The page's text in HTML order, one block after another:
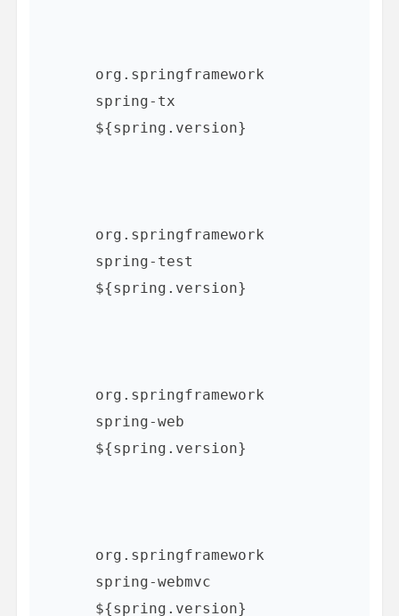
org.springframework
spring-tx
${spring.version}
org.springframework
spring-test
${spring.version}
org.springframework
spring-web
${spring.version}
org.springframework
spring-webmvc
${spring.version}